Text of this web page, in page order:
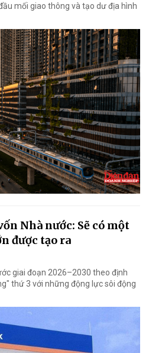
mối giao thông và tạo dư địa hình
Nhà nước: Sẽ có một
được tạo ra
giai đoạn 2026–2030 theo định
thứ 3 với những động lực sôi động